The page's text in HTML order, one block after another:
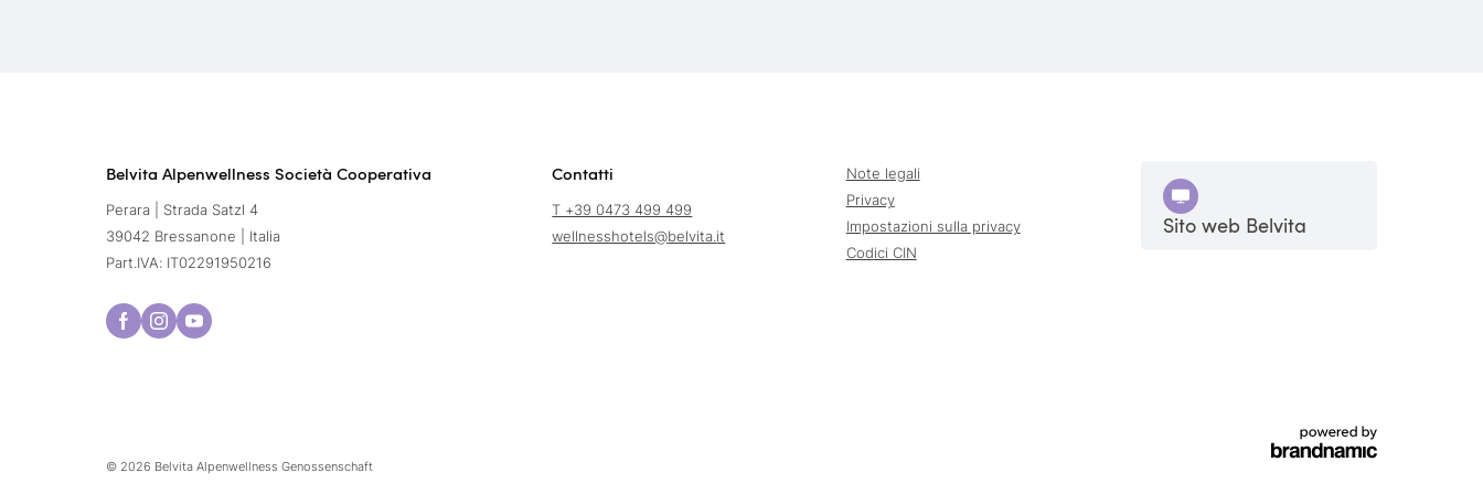
Belvita Alpenwellness Società Cooperativa
Perara | Strada Satzl 4
39042 Bressanone | Italia
Part.IVA: IT02291950216
Contatti
T +39 0473 499 499
wellnesshotels@belvita.it
Note legali
Privacy
Impostazioni sulla privacy
Codici CIN
Sito web Belvita
© 2026 Belvita Alpenwellness Genossenschaft